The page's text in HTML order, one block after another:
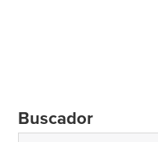
Buscador